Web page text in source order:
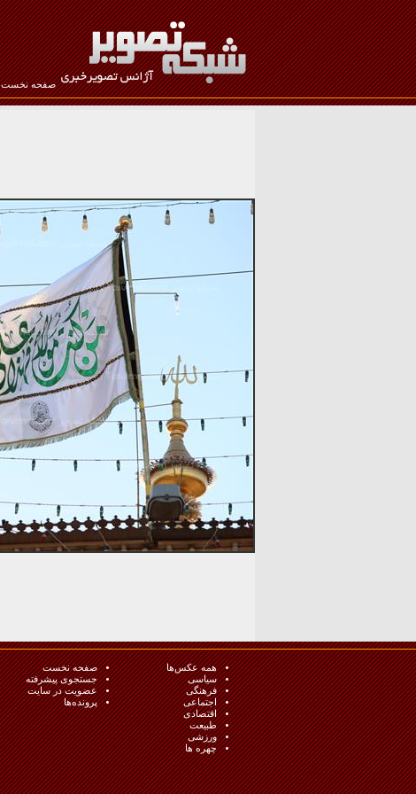
صفحه نخست
همه عکس‌ها
سیاسی
فرهنگی
اجتماعی
اقتصادی
طبيعت
ورزشی
چهره ها
صفحه نخست
جستجوی پیشرفته
عضویت در سایت
پرونده‌ها